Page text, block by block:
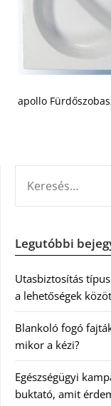
apollo
Legutóbbi
Utasbiztosítás
a lehetőségek
Blankoló fogó
mikor a kézi?
Egészségügyi
buktató, amit